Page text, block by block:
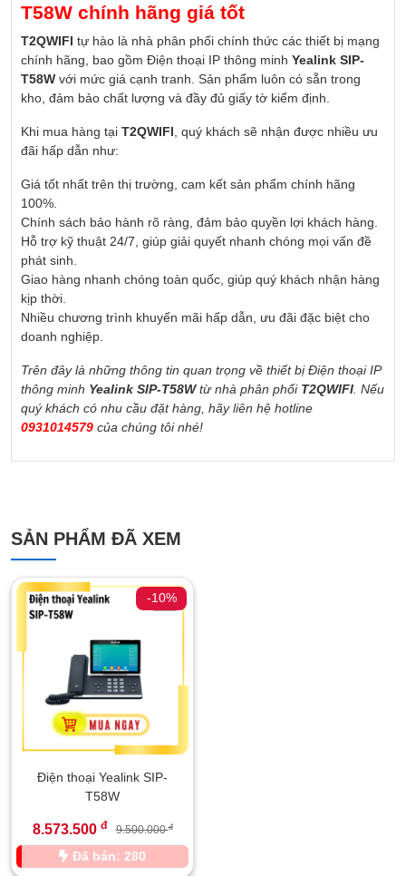
T58W chính hãng giá tốt
T2QWIFI tự hào là nhà phân phối chính thức các thiết bị mạng
chính hãng, bao gồm Điện thoại IP thông minh Yealink SIP-
T58W với mức giá cạnh tranh. Sản phẩm luôn có sẵn trong
kho, đảm bảo chất lượng và đầy đủ giấy tờ kiểm định.
Khi mua hàng tại T2QWIFI , quý khách sẽ nhận được nhiều ưu
đãi hấp dẫn như:
Giá tốt nhất trên thị trường, cam kết sản phẩm chính hãng
100%.
Chính sách bảo hành rõ ràng, đảm bảo quyền lợi khách hàng.
Hỗ trợ kỹ thuật 24/7, giúp giải quyết nhanh chóng mọi vấn đề
phát sinh.
Giao hàng nhanh chóng toàn quốc, giúp quý khách nhận hàng
kịp thời.
Nhiều chương trình khuyến mãi hấp dẫn, ưu đãi đặc biệt cho
doanh nghiệp.
Trên đây là những thông tin quan trọng về thiết bị Điện thoại IP
thông minh Yealink SIP-T58Wtừ nhà phân phối T2QWIFI . Nếu
quý khách có nhu cầu đặt hàng, hãy liên hệ hotline
0931014579 của chúng tôi nhé!
SẢN PHẨM ĐÃ XEM
-10%
Điện thoại Yealink SIP-
T58W
8.573.500 đ 9.500.000đ
Đã bán: 280